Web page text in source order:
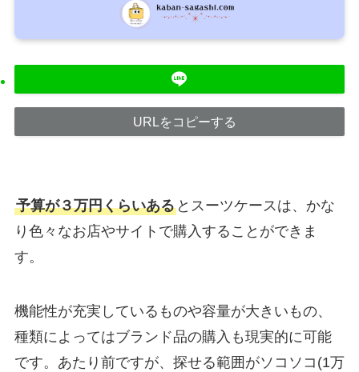
URLをコピーする
予算が３万円くらいあるとスーツケースは、かな
り色々なお店やサイトで購入することができま
す。
機能性が充実しているものや容量が大きいもの、
種類によってはブランド品の購入も現実的に可能
です。あたり前ですが、探せる範囲がソコソコ(1万